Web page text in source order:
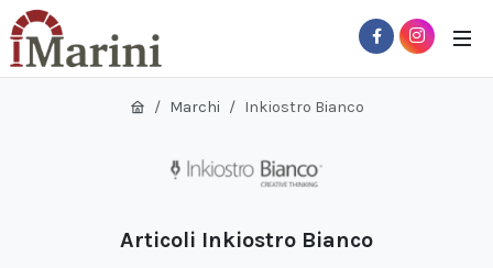
Marchi Inkiostro Bianco
Articoli Inkiostro Bianco